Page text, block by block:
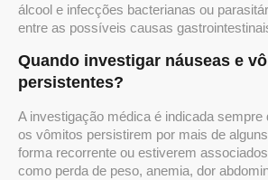
álcool e infecções bacterianas ou
entre as possíveis causas
Quando investigar náuseas e
persistentes?
A investigação médica é indicada sempre
os vômitos persistirem por mais de
forma recorrente ou estiverem
como perda de peso, anemia, dor